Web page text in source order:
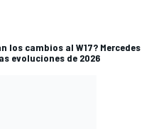
los cambios al W17? Mercedes
evoluciones de 2026